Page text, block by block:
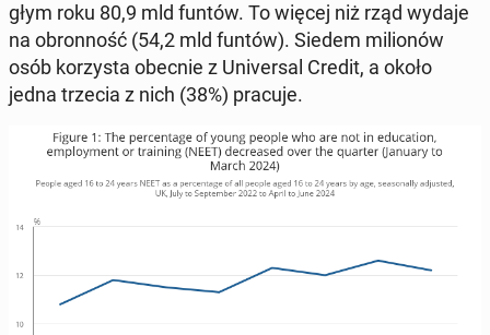
głym roku 80,9 mld funtów. To więcej niż rząd wydaje
na obron­ność (54,2 mld funtów). Siedem mi­lio­nów
osób ko­rzy­sta obecnie z Uni­ver­sal Credit, a około
jedna trzecia z nich (38%) pracuje.